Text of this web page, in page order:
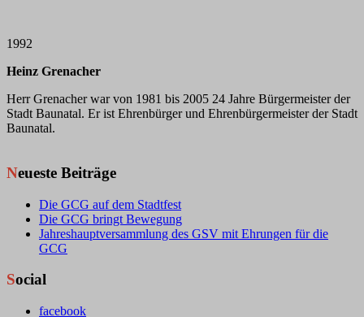
1992
Heinz Grenacher
Herr Grenacher war von 1981 bis 2005 24 Jahre Bürgermeister der
Stadt Baunatal. Er ist Ehrenbürger und Ehrenbürgermeister der Stadt
Baunatal.
Neueste Beiträge
Die GCG auf dem Stadtfest
Die GCG bringt Bewegung
Jahreshauptversammlung des GSV mit Ehrungen für die
GCG
Social
facebook